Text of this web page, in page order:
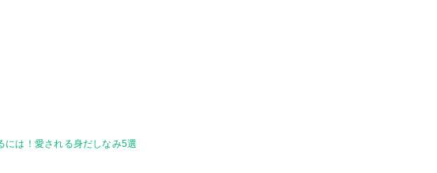
には！愛される身だしなみ5選